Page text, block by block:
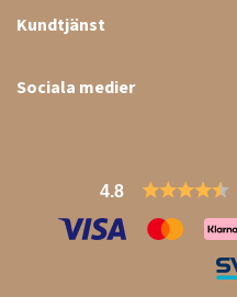
Kundtjänst
Sociala medier
4.8